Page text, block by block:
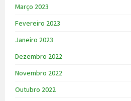
Março 2023
Fevereiro 2023
Janeiro 2023
Dezembro 2022
Novembro 2022
Outubro 2022